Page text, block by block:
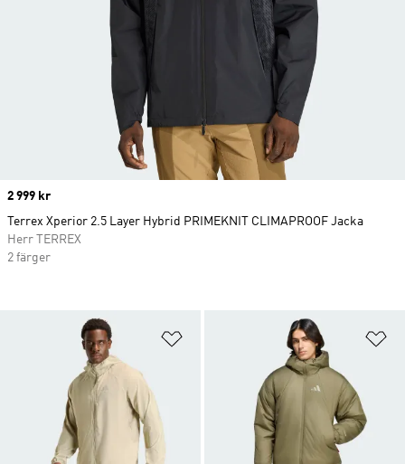
Lägg till på önskelistan
Price
2 999 kr
Terrex Xperior 2.5 Layer Hybrid PRIMEKNIT CLIMAPROOF Jacka
Herr TERREX
2 färger